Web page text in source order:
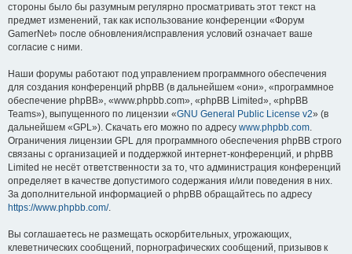
стороны было бы разумным регулярно просматривать этот текст на
предмет изменений, так как использование конференции «Форум
GamerNet» после обновления/исправления условий означает ваше
согласие с ними.
Наши форумы работают под управлением программного обеспечения
для создания конференций phpBB (в дальнейшем «они», «программное
обеспечение phpBB», «www.phpbb.com», «phpBB Limited», «phpBB
Teams»), выпущенного по лицензии «GNU General Public License v2» (в
дальнейшем «GPL»). Скачать его можно по адресу www.phpbb.com.
Ограничения лицензии GPL для программного обеспечения phpBB строго
связаны с организацией и поддержкой интернет-конференций, и phpBB
Limited не несёт ответственности за то, что администрация конференций
определяет в качестве допустимого содержания и/или поведения в них.
За дополнительной информацией о phpBB обращайтесь по адресу
https://www.phpbb.com/.
Вы соглашаетесь не размещать оскорбительных, угрожающих,
клеветнических сообщений, порнографических сообщений, призывов к